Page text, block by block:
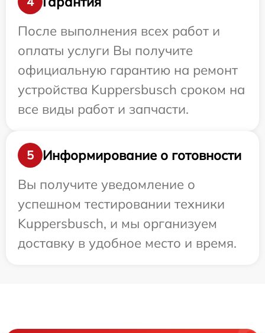
После выполнения всех работ и
оплаты услуги Вы получите
официальную гарантию на ремонт
устройства Kuppersbusch сроком на
все виды работ и запчасти.
5
Информирование о готовности
Вы получите уведомление о
успешном тестировании техники
Kuppersbusch, и мы организуем
доставку в удобное место и время.